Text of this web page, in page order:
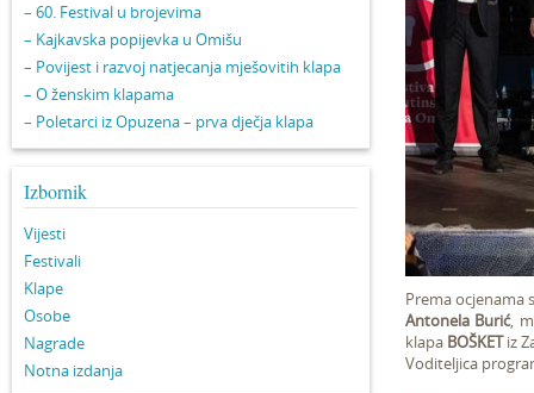
– 60. Festival u brojevima
– Kajkavska popijevka u Omišu
– Povijest i razvoj natjecanja mješovitih klapa
– O ženskim klapama
– Poletarci iz Opuzena – prva dječja klapa
Izbornik
Vijesti
Festivali
Klape
Osobe
Nagrade
Notna izdanja
Prema
Antonela Burić,
klapa BOŠKETiz
Voditeljica